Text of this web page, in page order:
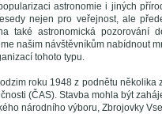
astronomie i jiných
nejen pro veřejnost, ale
také astronomická pozorování
našim návštěvníkům nabídnout
tohoto typu.
roku 1948 z podnětu několika
(ČAS). Stavba mohla být
národního výboru, Zbrojovky